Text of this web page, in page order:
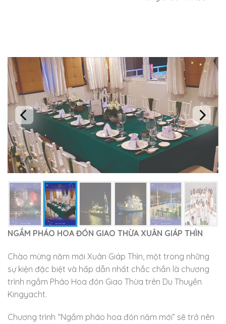
NGẮM PHÁO HOA ĐÓN GIAO THỪA XUÂN GIÁP THÌN
Chào mừng năm mới Xuân Giáp Thìn, một trong những
sự kiện đặc biệt và hấp dẫn nhất chắc chắn là chương
trình ngắm Pháo Hoa đón Giao Thừa trên Du Thuyền
Kingyacht.
Chương trình “Ngắm pháo hoa đón năm mới” sẽ trở nên